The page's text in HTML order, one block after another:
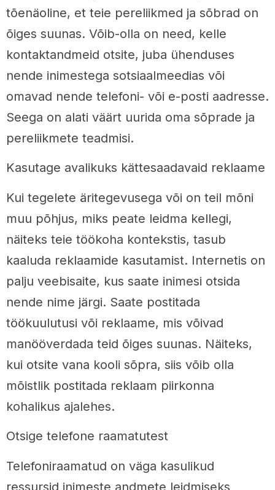
tõenäoline, et teie pereliikmed ja sõbrad on
õiges suunas. Võib-olla on need, kelle
kontaktandmeid otsite, juba ühenduses
nende inimestega sotsiaalmeedias või
omavad nende telefoni- või e-posti aadresse.
Seega on alati väärt uurida oma sõprade ja
pereliikmete teadmisi.
Kasutage avalikuks kättesaadavaid reklaame
Kui tegelete äritegevusega või on teil mõni
muu põhjus, miks peate leidma kellegi,
näiteks teie töökoha kontekstis, tasub
kaaluda reklaamide kasutamist. Internetis on
palju veebisaite, kus saate inimesi otsida
nende nime järgi. Saate postitada
töökuulutusi või reklaame, mis võivad
manööverdada teid õiges suunas. Näiteks,
kui otsite vana kooli sõpra, siis võib olla
mõistlik postitada reklaam piirkonna
kohalikus ajalehes.
Otsige telefone raamatutest
Telefoniraamatud on väga kasulikud
ressursid inimeste andmete leidmiseks